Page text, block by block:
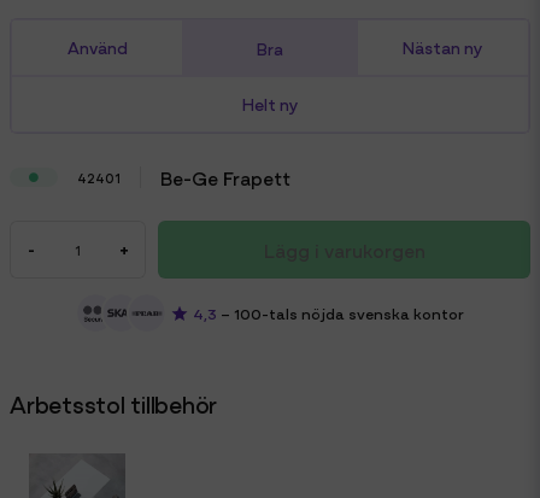
Använd Bra Nästan ny
Helt ny
42401 Be-Ge Frapett
- +
4,3 – 100-tals nöjda svenska kontor
Arbetsstol tillbehör